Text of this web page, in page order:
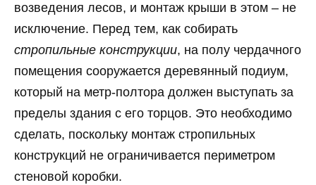
возведения лесов, и монтаж крыши в этом – не
исключение. Перед тем, как собирать
стропильные конструкции, на полу чердачного
помещения сооружается деревянный подиум,
который на метр-полтора должен выступать за
пределы здания с его торцов. Это необходимо
сделать, поскольку монтаж стропильных
конструкций не ограничивается периметром
стеновой коробки.